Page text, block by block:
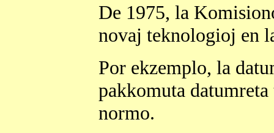
De 1975, la
novaj teknologioj en
Por ekzemplo, la
pakkomuta
normo.